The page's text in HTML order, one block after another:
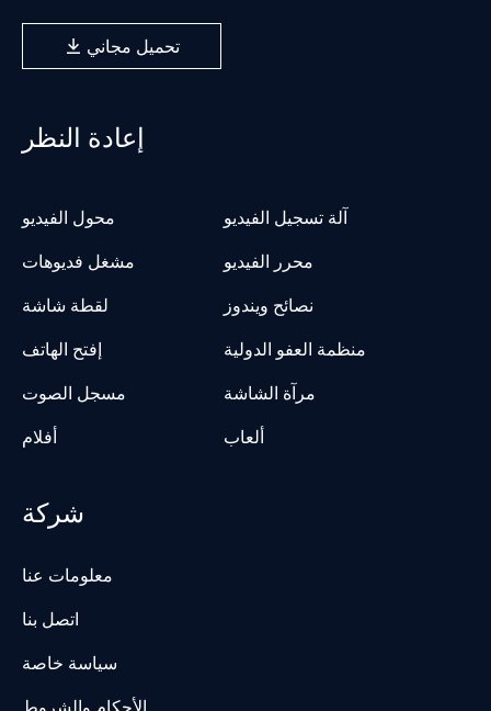
تحميل مجاني
إعادة النظر
محول الفيديو
آلة تسجيل الفيديو
مشغل فديوهات
محرر الفيديو
لقطة شاشة
نصائح ويندوز
إفتح الهاتف
منظمة العفو الدولية
مسجل الصوت
مرآة الشاشة
أفلام
ألعاب
شركة
معلومات عنا
اتصل بنا
سياسة خاصة